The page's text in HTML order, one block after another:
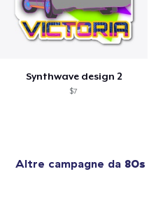
Synthwave design 2
$7
Altre campagne da 80s